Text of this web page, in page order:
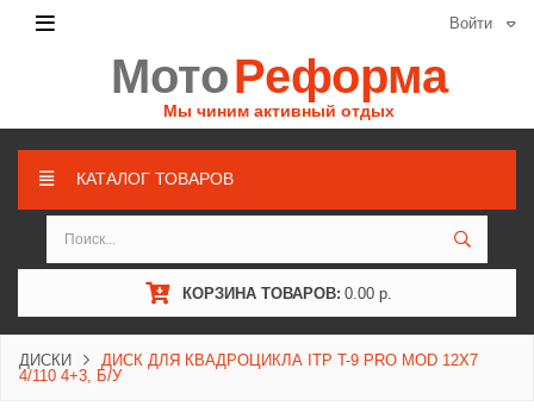
Войти
МотоРеформа
Мы чиним активный отдых
КАТАЛОГ ТОВАРОВ
КОРЗИНА ТОВАРОВ: 0.00 р.
ДИСКИ
ДИСК ДЛЯ КВАДРОЦИКЛА ITP T-9 PRO MOD 12X7
4/110 4+3, Б/У